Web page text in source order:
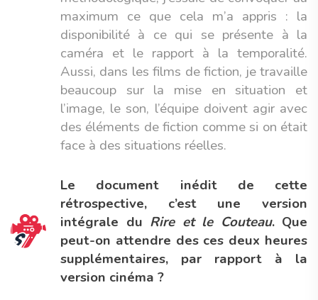
maximum ce que cela m’a appris : la
disponibilité à ce qui se présente à la
caméra et le rapport à la temporalité.
Aussi, dans les films de fiction, je travaille
beaucoup sur la mise en situation et
l’image, le son, l’équipe doivent agir avec
des éléments de fiction comme si on était
face à des situations réelles.
Le document inédit de cette
rétrospective, c’est une version
intégrale du Rire et le Couteau. Que
peut-on attendre des ces deux heures
supplémentaires, par rapport à la
version cinéma ?